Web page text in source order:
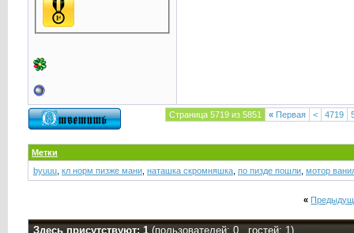
Страница 5719 из 5851 «Первая < 4719
Метки
byuuu, кл норм пизже мани, наташка скромняшка, по пизде пошли, мотор
«
Здесь присутствуют: 1 (пользователей: 0 , гостей: 1)